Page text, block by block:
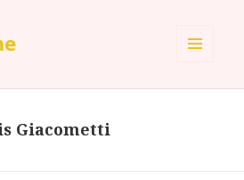
Giacometti